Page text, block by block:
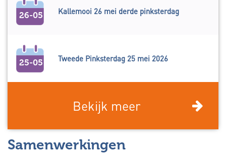
26-05 Kallemooi 26 mei derde pinksterdag
25-05 Tweede Pinksterdag 25 mei 2026
Bekijk meer
Samenwerkingen